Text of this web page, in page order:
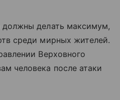
должны делать максимум,
среди мирных жителей.
Верховного
человека после атаки